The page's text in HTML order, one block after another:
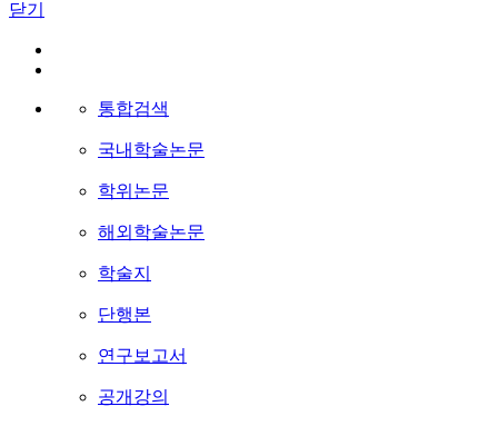
닫기
통합검색
국내학술논문
학위논문
해외학술논문
학술지
단행본
연구보고서
공개강의